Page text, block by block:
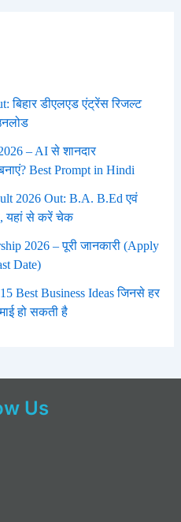
बिहार डीएलएड एंट्रेंस रिजल्ट
– AI से शानदार
Best Prompt in Hindi
2026 Out: B.A. B.Ed एवं
यहां से करें चेक
2026 – पूरी जानकारी (Apply
Date)
Best Business Ideas जिनसे हर
हो सकती है
Us